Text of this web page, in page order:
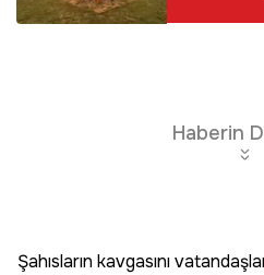
sardı
Haberin
Şahısların kavgasını